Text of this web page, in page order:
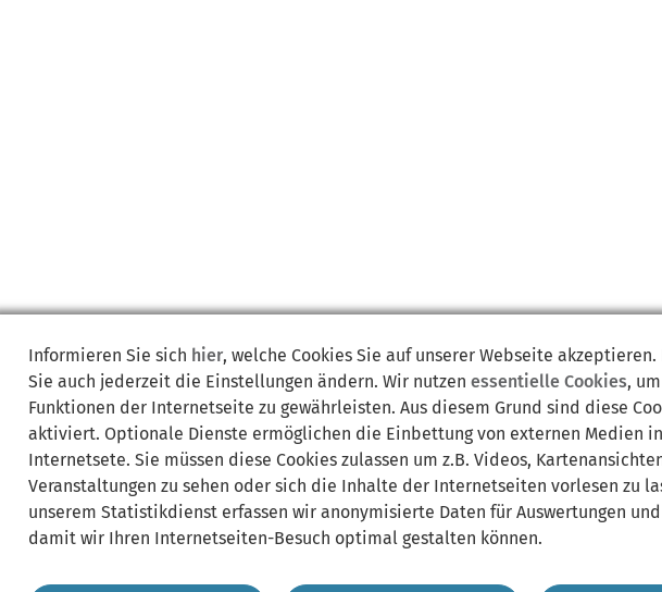
Informieren Sie sich hier, welche Cookies Sie auf unserer Webseite akzeptieren.
Sie auch jederzeit die Einstellungen ändern. Wir nutzen essentielle Cookies,
Funktionen der Internetseite zu gewährleisten. Aus diesem Grund sind diese
aktiviert. Optionale Dienste ermöglichen die Einbettung von externen Medien
Internetsete. Sie müssen diese Cookies zulassen um z.B. Videos,
Veranstaltungen zu sehen oder sich die Inhalte der Internetseiten vorlesen zu
unserem Statistikdienst erfassen wir anonymisierte Daten für Auswertungen
damit wir Ihren Internetseiten-Besuch optimal gestalten können.